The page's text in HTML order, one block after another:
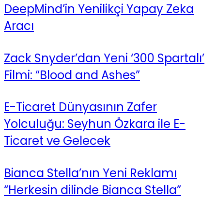
DeepMind’in Yenilikçi Yapay Zeka
Aracı
Zack Snyder’dan Yeni ‘300 Spartalı’
Filmi: “Blood and Ashes”
E-Ticaret Dünyasının Zafer
Yolculuğu: Seyhun Özkara ile E-
Ticaret ve Gelecek
Bianca Stella’nın Yeni Reklamı
“Herkesin dilinde Bianca Stella”